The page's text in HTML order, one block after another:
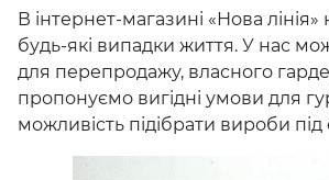
В інтернет-магазині «Нова
будь-які випадки життя. У нас
для перепродажу, власного
пропонуємо вигідні умови для
можливість підібрати вироби під